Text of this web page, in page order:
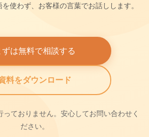
使わず、お客様の言葉でお話しします。
ずは無料で相談する
料をダウンロード
ておりません。安心してお問い合わせく
ださい。